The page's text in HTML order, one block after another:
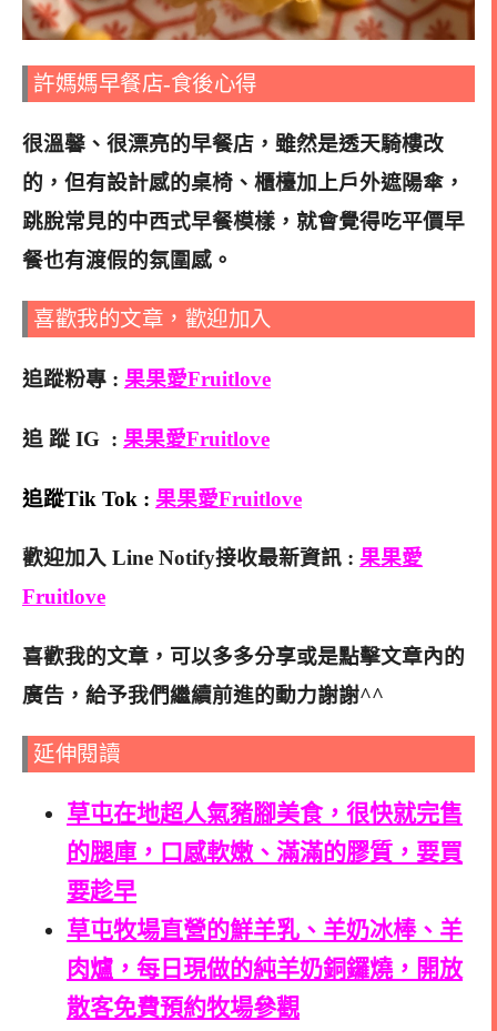
許媽媽早餐店-食後心得
很溫馨、很漂亮的早餐店，雖然是透天騎樓改
的，但有設計感的桌椅、櫃檯加上戶外遮陽傘，
跳脫常見的中西式早餐模樣，就會覺得吃平價早
餐也有渡假的氛圍感。
喜歡我的文章，歡迎加入
追蹤粉專 : 果果愛Fruitlove
追 蹤 IG : 果果愛Fruitlove
追蹤Tik Tok : 果果愛Fruitlove
歡迎加入 Line Notify接收最新資訊 : 果果愛
Fruitlove
喜歡我的文章，可以多多分享或是點擊文章內的
廣告，給予我們繼續前進的動力謝謝^^
延伸閱讀
草屯在地超人氣豬腳美食，很快就完售
的腿庫，口感軟嫩、滿滿的膠質，要買
要趁早
草屯牧場直營的鮮羊乳、羊奶冰棒、羊
肉爐，每日現做的純羊奶銅鑼燒，開放
散客免費預約牧場參觀